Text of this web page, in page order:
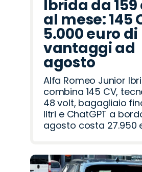
Ibrida da 159
al mese: 145
5.000 euro di
vantaggi ad
agosto
Alfa Romeo Junior
combina 145 CV,
48 volt, bagagliaio
litri e ChatGPT a
agosto costa 27.950